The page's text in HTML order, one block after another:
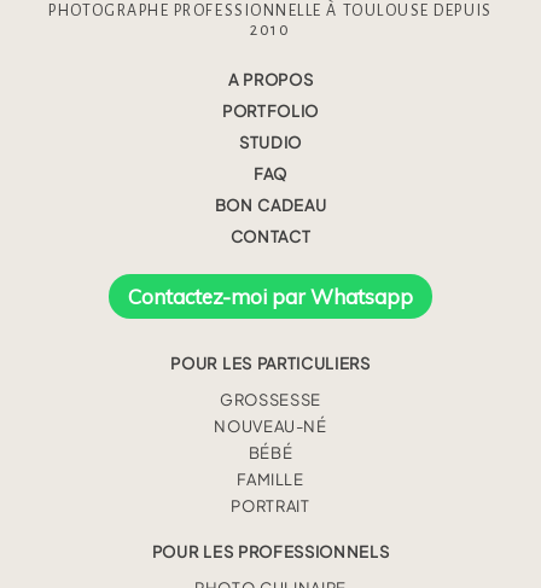
PHOTOGRAPHE PROFESSIONNELLE À TOULOUSE DEPUIS
2010
A PROPOS
PORTFOLIO
STUDIO
FAQ
BON CADEAU
CONTACT
Contactez-moi par Whatsapp
POUR LES PARTICULIERS
GROSSESSE
NOUVEAU-NÉ
BÉBÉ
FAMILLE
PORTRAIT
POUR LES PROFESSIONNELS